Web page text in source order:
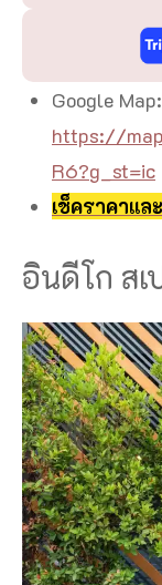
Google Map:
https://
R6?g_st=ic
เช็คราคาแล
อินดีโก สเ